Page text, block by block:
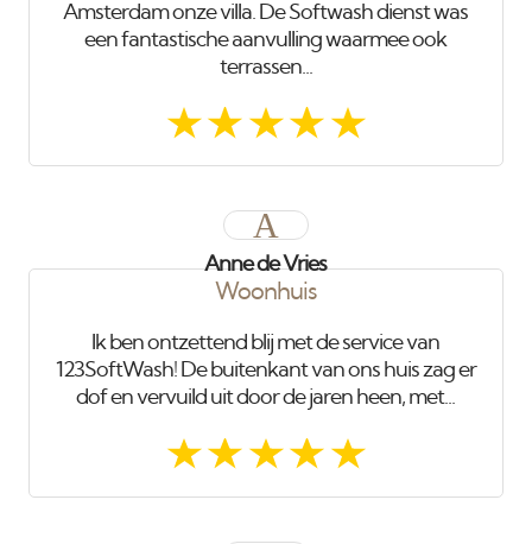
Amsterdam onze villa. De Softwash dienst was
een fantastische aanvulling waarmee ook
terrassen...
A
Anne de Vries
Woonhuis
Ik ben ontzettend blij met de service van
123SoftWash! De buitenkant van ons huis zag er
dof en vervuild uit door de jaren heen, met...